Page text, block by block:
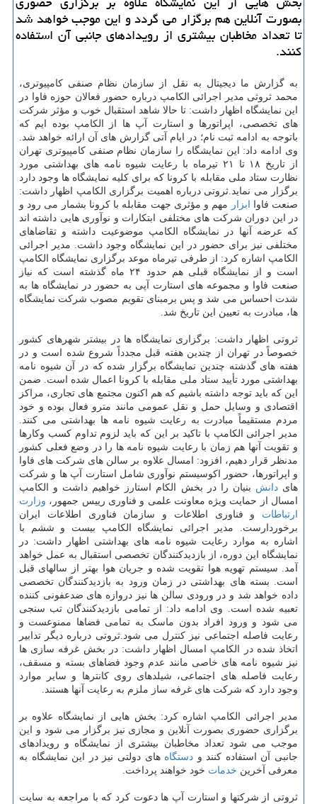
بصورت آنلاین هم برگزار می گردد و این موجب خواهد شد
تا تعداد مخاطبان بیشتری از رویدادهای جانبی آن استفاده
کنند.
به گزارش ما دیجیتال به نقل از سازمان نظام صنفی کامپیوتری،
محمد ثروثی مدیر اجرائی الکامپ درباره حضور فعالان حوزه فاوا در
این نمایشگاه اظهار داشت: تا حالا شاهد استقبال خوب و مؤثر شرکت
های تخصصی، اپراتورها و استارت آپ ها از الکامپ بوده ایم که
باتوجه به ادامه ثبت نام؛ در ایام آتی گزارش های آن ارائه خواهد شد.
وی ادامه داد: این نمایشگاه را سازمان نظام صنفی کامپیوتری تهران
از تاریخ ۱۸ تا ۲۱ تیرماه با رعایت شیوه نامه های بهداشتی مورد
نظارت ستاد ملی مقابله با کرونا که برای کلیه نمایشگاه ها وجود دارد
برگزار می نماید.ثروتی درباره اهمیت برگزاری الکامپ اظهار داشت:
صنعت فاوا ابزار
مهم و مؤثری جهت مقابله با کرونا بشمار می رود و
در این دوران شرکت های مختلفی ابتکارات و نوآوری هایی داشته اند
که عرضه آنها در نمایشگاه الکامپ موضوعیت داشته و تقاضاهای
مختلفی نیز برای حضور در این نمایشگاه وجود داشت. مدیر اجرائی
الکامپ اشاره کرد: از طرفی تیرماه موعد برگزاری نمایشگاه الکامپ
است و از نمایشگاه قبلی هم حدود ۲۴ ماه گذشته است که نیاز
صنعت فاوا و مجموعه های استارت آپی به حضور در نمایشگاه ها به
شدت احساس می شد و پس برمبنای تقویم مصوب شرکت نمایشگاه
ها، مبادرت به تعیین این تاریخ شد.
ثروتی اظهار داشت: برگزاری نمایشگاه ها در بیشتر شهرهای کشور
خصوصاً در تهران از چندین هفته قبل مجدداً شروع شده است و در
هفته های گذشته چندین نمایشگاه برگزار شده که در آن شیوه نامه
بهداشتی مورد تأیید ستاد ملی مقابله با کرونا اعمال شده است. ضمن
این که باید توجه داشته باشیم که هم اکنون مجتمع های تجاری، مراکز
اقتصادی و وسایل حمل و نقل عمومی مانند مترو فعال بوده و خود
مردم مستقیماً مبادرت به رعایت شیوه نامه ها بهداشتی می کنند.
مدیر اجرائی الکامپ با تاکید بر این که باید لزوم تداوم کسب وکارها
و تقویت آنها هم زمان با رعایت شیوه نامه ها را در وضع فعلی کشور
مدنظر قرار دهیم، افزود: امسال علاوه بر سالن های شرکت های فاوا
و اپراتورها، حضور اکوسیستم نوآوری شامل استارت آپ ها و شرکت
هایدانش بنیان را در بخش الکام استارز خواهیم داشت و الکامپ
امسال از حمایت ویژه معاونت علمی و فناوری رییس جمهور، وزارت
ارتباطات و فناوری اطلاعات و سازمان فناوری اطلاعات ایران
برخوردارست. مدیر اجرائی نمایشگاه الکامپ بیست و ششم با
اشاره به موارد رعایت شیوه نامه های بهداشتی اظهار داشت: در
نمایشگاه این دوره، از بازدیدکنندگان تخصصی استقبال به عمل خواهد
آمد. سیستم تهویه هوا تقویت شده و جریان هوا بهتر از سالهای قبل
است. بسته های بهداشتی در زمان ورود به بازدیدکنندگان تخصصی
داده خواهد شد و در ورودی سالن ها نیز دروازه های ضدعفونی کننده
تعبیه شده است. وی ادامه داد: از تمامی بازدیدکنندگان تب سنجی
می شود و ورود افراد بدون ماسک به تمامی فضاها ممنوعست و
رعایت فاصله اجتماعی نیز کنترل می شود.ثروتی درباره دیگر تدابیر
اتخاذ شده در الکامپ امسال اظهار داشت: در بخش غرفه سازی ها
نیز شیوه نامه های خاصی مانند عدم وجود فضاهای بسته و مسقف،
رعایت فاصله های اجتماعی، شیلدهای روی کانترها و سایر موارد
وجود دارد که شرکت های غرفه ساز ملزم به رعایت آنها هستند.
مدیر اجرائی الکامپ اشاره کرد: بخش هایی از نمایشگاه علاوه بر
برگزاری حضوری بصورت آنلاین و مجازی نیز برگزار می شود و این
موجب می شود تعداد مخاطبان بیشتری از نمایشگاه و رویدادهای
جانبی آن استفاده کنند و دستگاه های دولتی نیز در این نمایشگاه به
معرفی آخرین خدمات خود خواهند پرداخت.
ثروتی از شرکتها و استارت آپ ها دعوت کرد که با مراجعه به سایت